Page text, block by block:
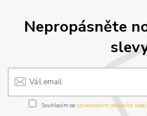
Nepropásněte
Souhlasím se zpracováním osobních